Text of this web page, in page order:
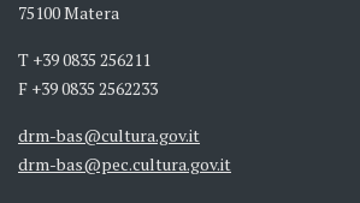
75100 Matera
T +39 0835 256211
F +39 0835 2562233
drm-bas@cultura.gov.it
drm-bas@pec.cultura.gov.it